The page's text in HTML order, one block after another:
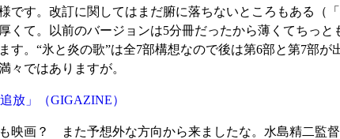
す。改訂に関してはまだ腑に落ちないところもある（
て。以前のバージョンは5分冊だったから薄くてちっと
。“氷と炎の歌”は全7部構想なので後は第6部と第7部が
ではありますが。
放」 （GIGAZINE）
画？ また予想外な方向から来ましたな。水島精二監